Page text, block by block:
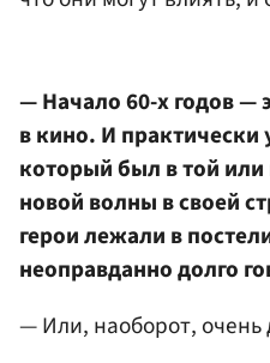
— Начало 60-х годов —
в кино. И
который был в той
новой волны в своей
герои лежали в
неоправданно долго
— Или, наоборот, очень